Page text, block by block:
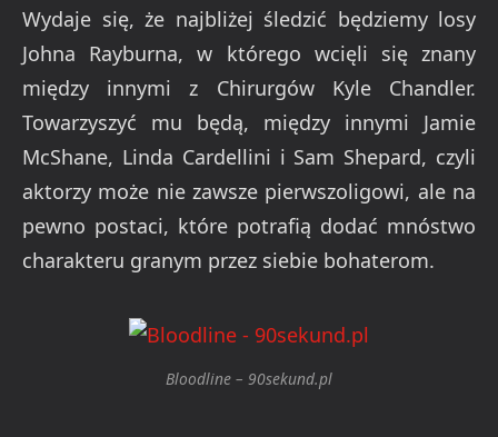
Wydaje się, że najbliżej śledzić będziemy losy
Johna Rayburna, w którego wcięli się znany
między innymi z Chirurgów Kyle Chandler.
Towarzyszyć mu będą, między innymi Jamie
McShane, Linda Cardellini i Sam Shepard, czyli
aktorzy może nie zawsze pierwszoligowi, ale na
pewno postaci, które potrafią dodać mnóstwo
charakteru granym przez siebie bohaterom.
Bloodline – 90sekund.pl